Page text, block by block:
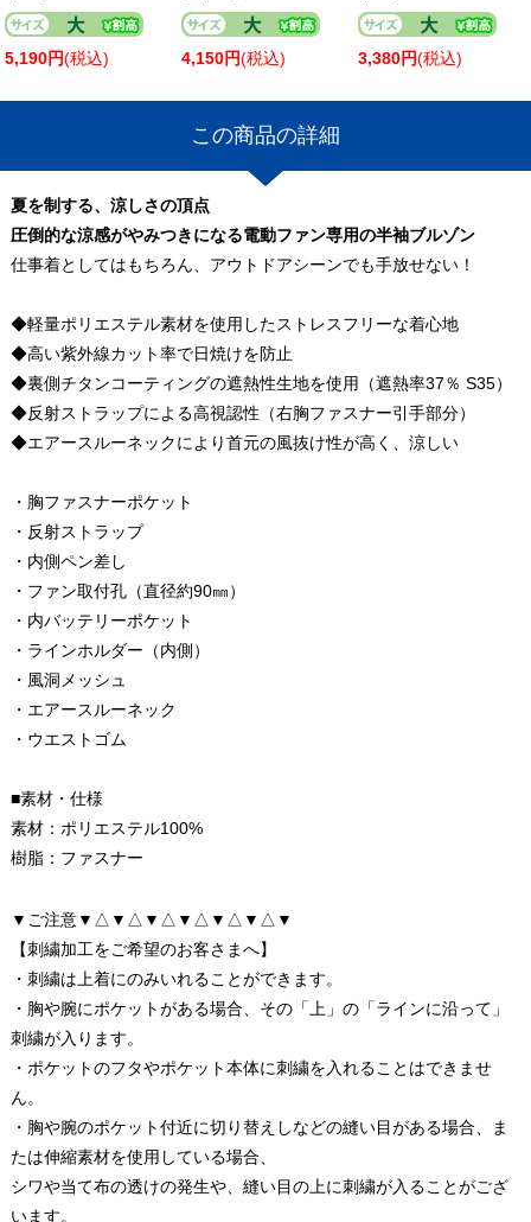
5,190円(税込) 4,150円(税込) 3,380円(税込)
この商品の詳細
夏を制する、涼しさの頂点
圧倒的な涼感がやみつきになる電動ファン専用の半袖ブルゾン
仕事着としてはもちろん、アウトドアシーンでも手放せない！
◆軽量ポリエステル素材を使用したストレスフリーな着心地
◆高い紫外線カット率で日焼けを防止
◆裏側チタンコーティングの遮熱性生地を使用（遮熱率37％ S35）
◆反射ストラップによる高視認性（右胸ファスナー引手部分）
◆エアースルーネックにより首元の風抜け性が高く、涼しい
・胸ファスナーポケット
・反射ストラップ
・内側ペン差し
・ファン取付孔（直径約90㎜）
・内バッテリーポケット
・ラインホルダー（内側）
・風洞メッシュ
・エアースルーネック
・ウエストゴム
■素材・仕様
素材：ポリエステル100%
樹脂：ファスナー
▼ご注意▼△▼△▼△▼△▼△▼△▼
【刺繍加工をご希望のお客さまへ】
・刺繍は上着にのみいれることができます。
・胸や腕にポケットがある場合、その「上」の「ラインに沿って」
刺繍が入ります。
・ポケットのフタやポケット本体に刺繍を入れることはできませ
ん。
・胸や腕のポケット付近に切り替えしなどの縫い目がある場合、ま
たは伸縮素材を使用している場合、
シワや当て布の透けの発生や、縫い目の上に刺繍が入ることがござ
います。